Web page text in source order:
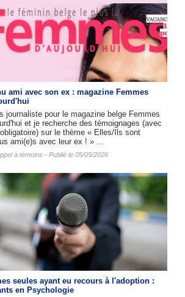
ami avec son ex : magazine Femmes
journaliste pour le magazine belge Femmes
et je recherche des témoignages (avec
sur le thème « Elles/Ils sont
ami(e)s avec leur ex ! » ...
à témoins - Publié le 05/05/2026
seules ayant eu recours à l'adoption :
en Psychologie